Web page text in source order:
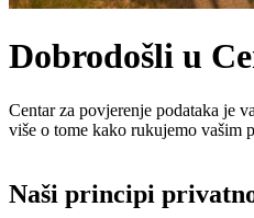
Dobrodošli u
Centar za povjerenje podataka je
više o tome kako rukujemo vašim
Naši principi